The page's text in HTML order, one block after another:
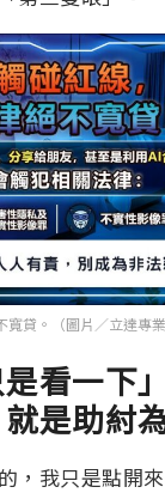
貸。（圖片／立達專業
看一下
是助紂
，我只是點開